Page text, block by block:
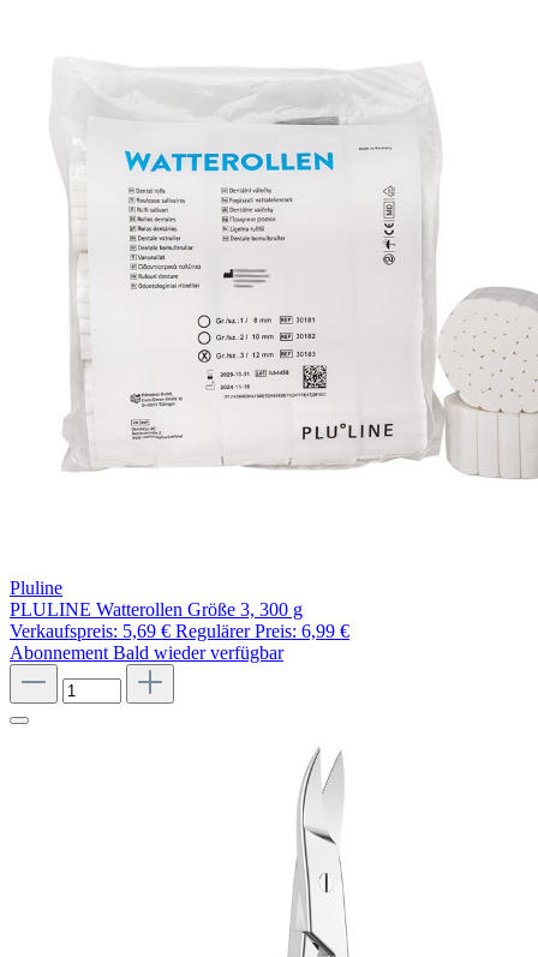
Pluline
PLULINE Watterollen Größe 3, 300 g
Verkaufspreis: 5,69 € Regulärer Preis: 6,99 €
Abonnement Bald wieder verfügbar